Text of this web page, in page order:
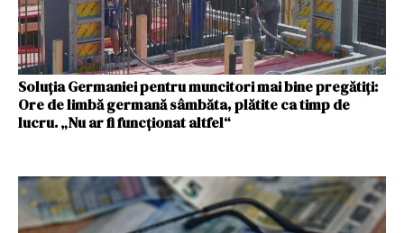
Soluția Germaniei pentru muncitori mai bine pregătiți:
Ore de limbă germană sâmbăta, plătite ca timp de
lucru. „Nu ar fi funcționat altfel“